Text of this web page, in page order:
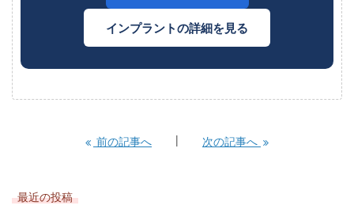
インプラントの詳細を見る
前の記事へ 次の記事へ
最近の投稿